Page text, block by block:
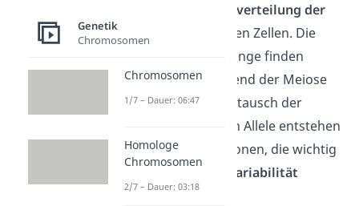
Neuverteilung der
Erbinformation
in den Zellen. Die
Umverteilungsvorgänge finden
hauptsächlich während der Meiose
statt. Durch den Austausch der
bereits vorhandenen Allele entstehen
neue Genkombinationen, die wichtig
genetische Variabilität
(Vielfalt) sind.
Genetik
Chromosomen
Chromosomen
1/7 – Dauer: 06:47
Homologe
Chromosomen
2/7 – Dauer: 03:18